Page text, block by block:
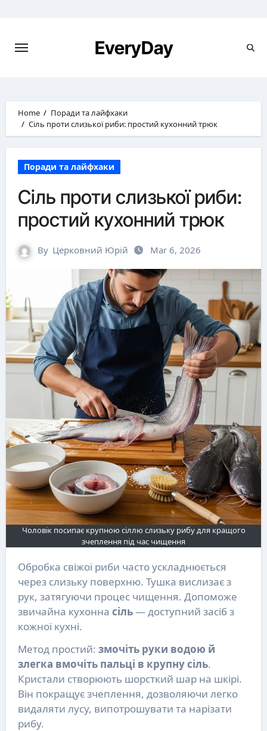
EveryDay
Home
Поради та лайфхаки
Сіль проти слизької риби: простий кухонний трюк
Поради та лайфхаки
Сіль проти слизької риби:
простий кухонний трюк
By Церковний Юрій Mar 6, 2026
Чоловік посипає крупною сіллю слизьку рибу для кращого
зчеплення під час чищення
Обробка свіжої риби часто ускладнюється
через слизьку поверхню. Тушка вислизає з
рук, затягуючи процес чищення. Допоможе
звичайна кухонна сіль— доступний засіб з
кожної кухні.
Метод простий: змочіть руки водою й
злегка вмочіть пальці в крупну сіль.
Кристали створюють шорсткий шар на шкірі.
Він покращує зчеплення, дозволяючи легко
видаляти лусу, випотрошувати та нарізати
рибу.